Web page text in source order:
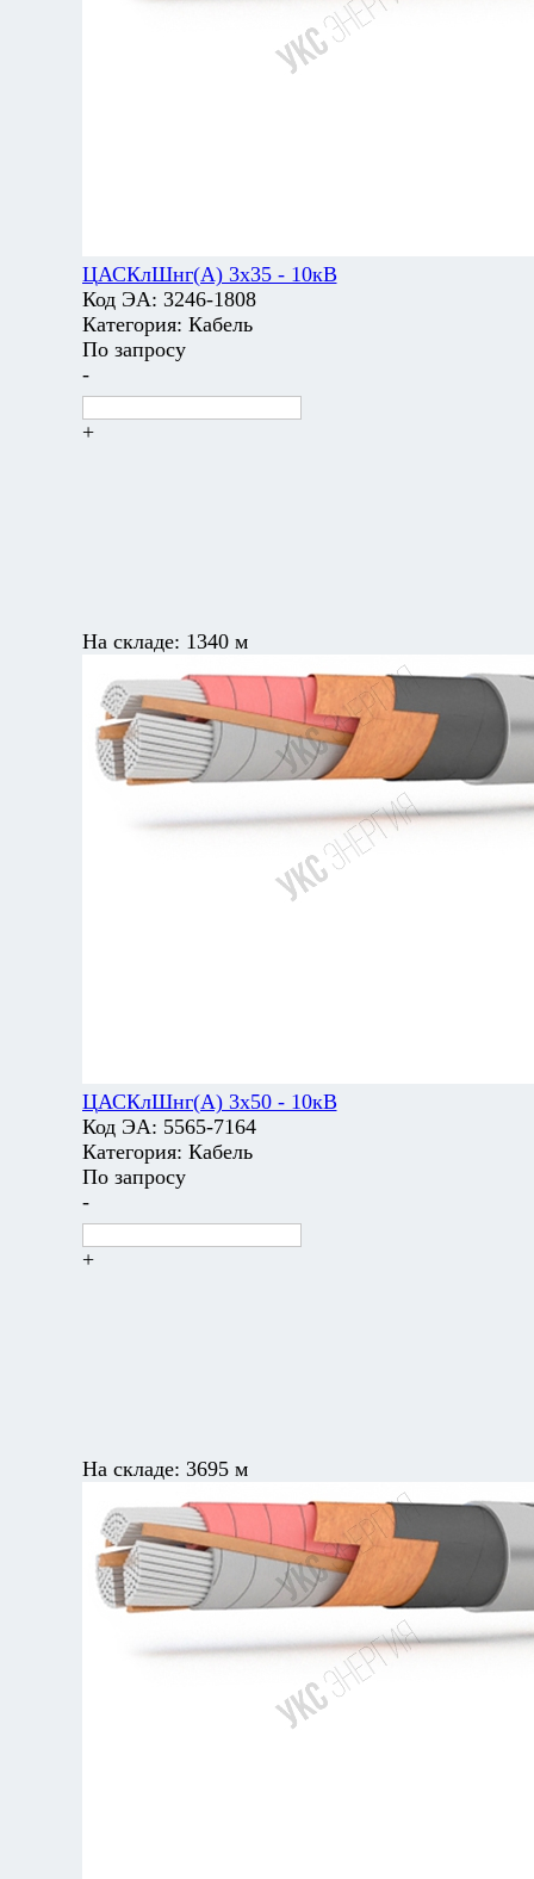
ЦАСКлШнг(А) 3х35 - 10кВ
Код ЭА: 3246-1808
Категория: Кабель
По запросу
-
+
На складе: 1340 м
ЦАСКлШнг(А) 3х50 - 10кВ
Код ЭА: 5565-7164
Категория: Кабель
По запросу
-
+
На складе: 3695 м